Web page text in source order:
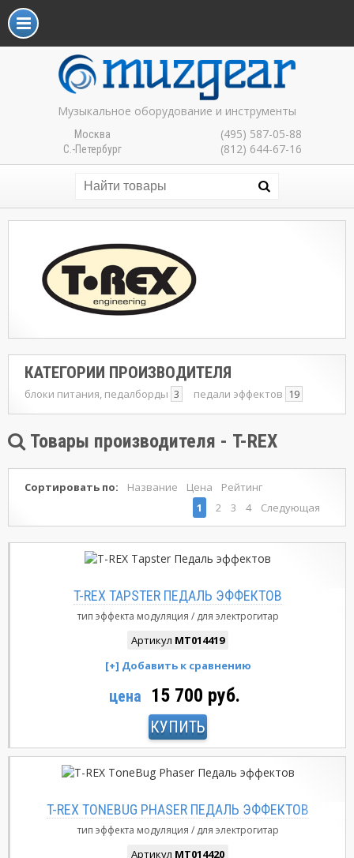
Музыкальное оборудование и инструменты
Москва (495) 587-05-88
С.-Петербург (812) 644-67-16
КАТЕГОРИИ ПРОИЗВОДИТЕЛЯ
блоки питания, педалборды 3 педали эффектов 19
Товары производителя - T-REX
Сортировать по: Название Цена
Рейтинг
1
2 3 4 Следующая
T-REX TAPSTER ПЕДАЛЬ ЭФФЕКТОВ
тип эффекта модуляция для электрогитар
Артикул MT014419
цена 15 700 руб.
КУПИТЬ
T-REX TONEBUG PHASER ПЕДАЛЬ ЭФФЕКТОВ
тип эффекта модуляция для электрогитар
Артикул MT014420